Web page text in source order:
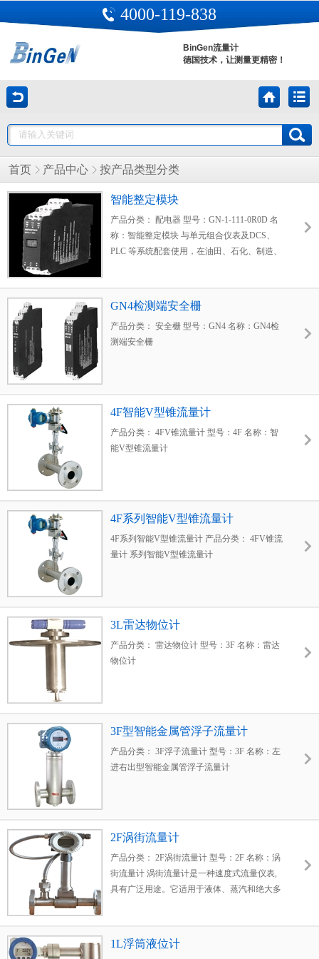
4000-119-838
BinGen流量计
德国技术，让测量更精密！
首页 产品中心 按产品类型分类
智能整定模块
产品分类： 配电器 型号：GN-1-111-0R0D 名
称：智能整定模块 与单元组合仪表及DCS、
PLC 等系统配套使用，在油田、石化、制造、
GN4检测端安全栅
产品分类： 安全栅 型号：GN4 名称：GN4检
测端安全栅
4F智能V型锥流量计
产品分类： 4FV锥流量计 型号：4F 名称：智
能V型锥流量计
4F系列智能V型锥流量计
4F系列智能V型锥流量计 产品分类： 4FV锥流
量计 系列智能V型锥流量计
3L雷达物位计
产品分类： 雷达物位计 型号：3F 名称：雷达
物位计
3F型智能金属管浮子流量计
产品分类： 3F浮子流量计 型号：3F 名称：左
进右出型智能金属管浮子流量计
2F涡街流量计
产品分类： 2F涡街流量计 型号：2F 名称：涡
街流量计 涡街流量计是一种速度式流量仪表,
具有广泛用途。它适用于液体、蒸汽和绝大多
1L浮筒液位计